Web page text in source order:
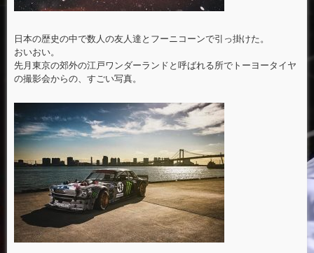
日本の歴史の中で数人の友人達とフーニコーンで引っ掛けた。
おいおい。
先月東京の郊外の江戸ワンダーランドと呼ばれる所でトーヨータイヤ
の撮影会からの、すごい写真。